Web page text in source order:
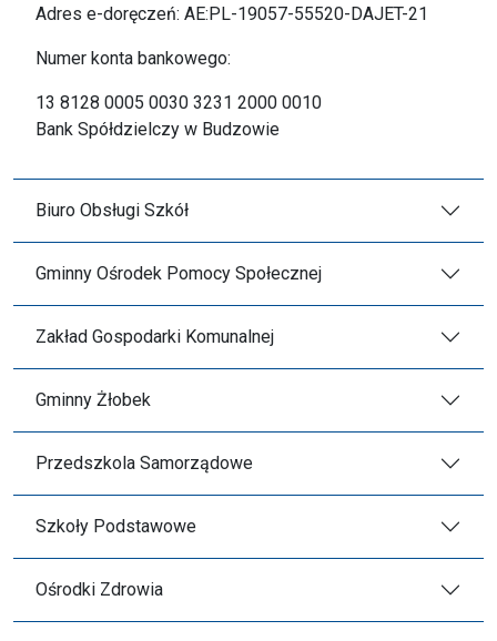
Adres e-doręczeń: AE:PL-19057-55520-DAJET-21
Numer konta bankowego:
13 8128 0005 0030 3231 2000 0010
Bank Spółdzielczy w Budzowie
Biuro Obsługi Szkół
Gminny Ośrodek Pomocy Społecznej
Zakład Gospodarki Komunalnej
Gminny Żłobek
Przedszkola Samorządowe
Szkoły Podstawowe
Ośrodki Zdrowia